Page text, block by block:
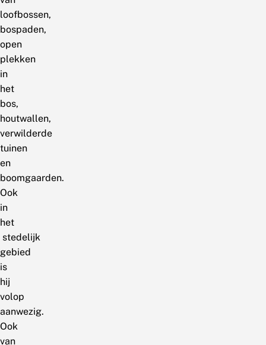
loofbossen,
bospaden,
open
plekken
in
het
bos,
houtwallen,
verwilderde
tuinen
en
boomgaarden.
Ook
in
het
stedelijk
gebied
is
hij
volop
aanwezig.
Ook
van